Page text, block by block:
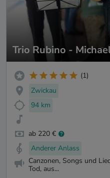
Trio Rubino -
(1)
Zwickau
94 km
ab 220 €
Anderer Anlass
Canzonen, Songs und
Tod, aus...